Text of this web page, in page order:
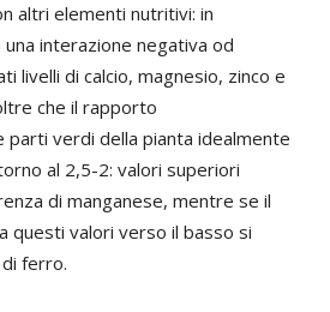
altri elementi nutritivi: in
interazione negativa od
livelli di calcio, magnesio, zinco e
che il rapporto
parti verdi della pianta idealmente
al 2,5-2: valori superiori
di manganese, mentre se il
questi valori verso il basso si
ferro.